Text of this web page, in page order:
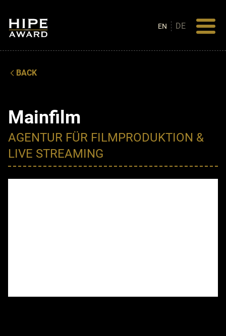
EN DE
BACK
Mainfilm
AGENTUR FÜR FILMPRODUKTION &
LIVE STREAMING